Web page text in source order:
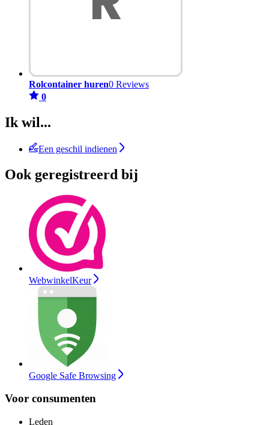
Rolcontainer huren0 Reviews
0
Ik wil...
Een geschil indienen
Ook geregistreerd bij
WebwinkelKeur
Google Safe Browsing
Voor consumenten
Leden